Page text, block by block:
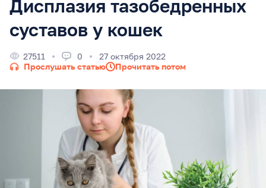
Дисплазия тазобедренных
суставов у кошек
27511 0
27 октября 2022
Прослушать статью
Прочитать потом